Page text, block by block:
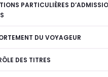
PARTICULIÈRES
DU VOYAGEUR
DES TITRES